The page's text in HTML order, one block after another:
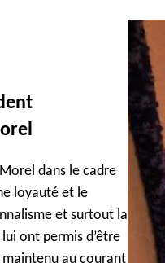
dans le cadre
loyauté et le
et surtout la
ont permis d’être
maintenu au courant